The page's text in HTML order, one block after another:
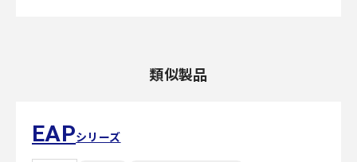
類似製品
EAPシリーズ